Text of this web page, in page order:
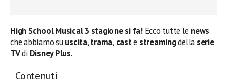
High School Musical 3 stagione si fa! Ecco tutte le news
che abbiamo suuscita,trama, caste streamingdella serie
TVdi Disney Plus.
Contenuti